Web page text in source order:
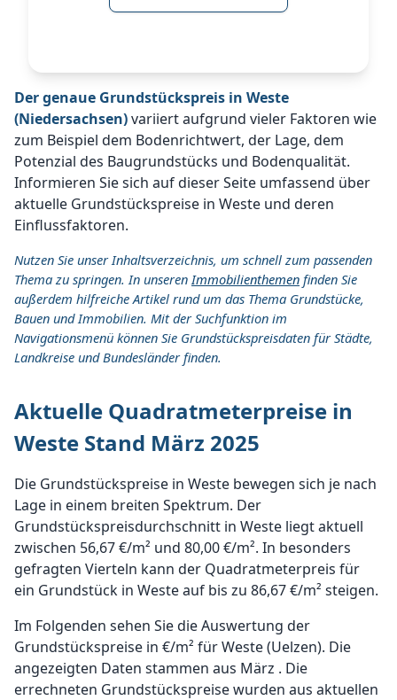
Der genaue Grundstückspreis in Weste
(Niedersachsen)variiert aufgrund vieler Faktoren wie
zum Beispiel dem Bodenrichtwert, der Lage, dem
Potenzial des Baugrundstücks und Bodenqualität.
Informieren Sie sich auf dieser Seite umfassend über
aktuelle Grundstückspreise in Weste und deren
Einflussfaktoren.
Nutzen Sie unser Inhaltsverzeichnis, um schnell zum passenden
Thema zu springen. In unserenImmobilienthemen finden Sie
außerdem hilfreiche Artikel rund um das Thema Grundstücke,
Bauen und Immobilien. Mit der Suchfunktion im
Navigationsmenü können Sie Grundstückspreisdaten für Städte,
Landkreise und Bundesländer finden.
Aktuelle Quadratmeterpreise in
Weste Stand März 2025
Die Grundstückspreise in Weste bewegen sich je nach
Lage in einem breiten Spektrum. Der
Grundstückspreisdurchschnitt in Weste liegt aktuell
zwischen 56,67 €/m² und 80,00 €/m². In besonders
gefragten Vierteln kann der Quadratmeterpreis für
ein Grundstück in Weste auf bis zu 86,67 €/m² steigen.
Im Folgenden sehen Sie die Auswertung der
Grundstückspreise in €/m² für Weste (Uelzen). Die
angezeigten Daten stammen aus März . Die
errechneten Grundstückspreise wurden aus aktuellen